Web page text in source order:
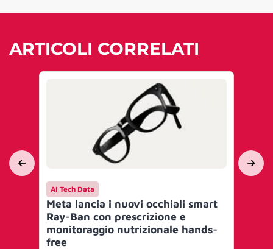
ARTICOLI CORRELATI
AI Tech Data
Meta lancia i nuovi occhiali smart
Ray-Ban con prescrizione e
monitoraggio nutrizionale hands-
free